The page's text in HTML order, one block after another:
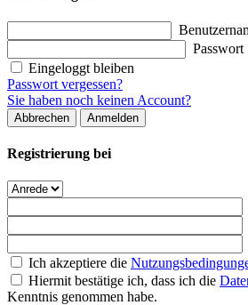
Passwort
Eingeloggt bleiben
Passwort vergessen?
Sie haben noch keinen Account?
Abbrechen Anmelden
Registrierung bei
Ich akzeptiere die
Hiermit bestätige ich, dass ich die
Kenntnis genommen habe.